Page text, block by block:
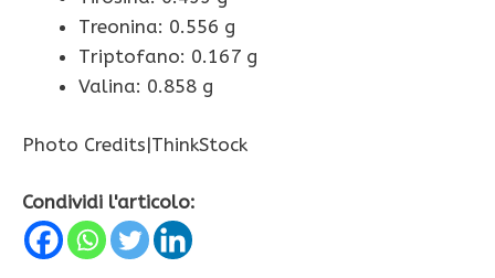
Treonina: 0.556 g
Triptofano: 0.167 g
Valina: 0.858 g
Photo Credits|ThinkStock
Condividi l'articolo: